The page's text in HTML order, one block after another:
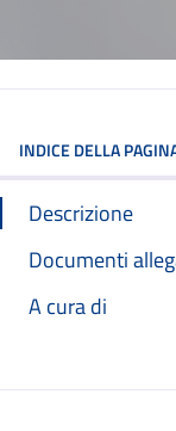
INDICE DELLA
Descrizione
Documenti
A cura di